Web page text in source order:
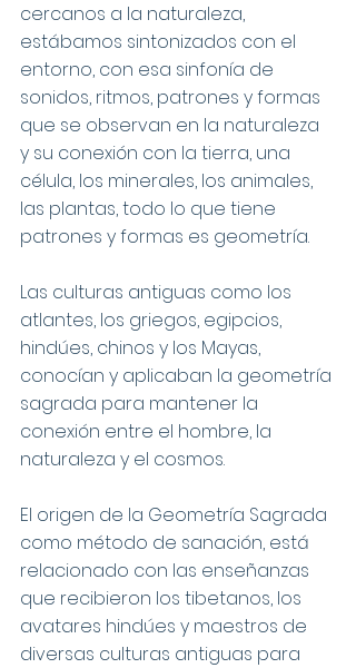
cercanos a la naturaleza,
estábamos sintonizados con el
entorno, con esa sinfonía de
sonidos, ritmos, patrones y formas
que se observan en la naturaleza
y su conexión con la tierra, una
célula, los minerales, los animales,
las plantas, todo lo que tiene
patrones y formas es geometría.
Las culturas antiguas como los
atlantes, los griegos, egipcios,
hindúes, chinos y los Mayas,
conocían y aplicaban la geometría
sagrada para mantener la
conexión entre el hombre, la
naturaleza y el cosmos.
El origen de la Geometría Sagrada
como método de sanación, está
relacionado con las enseñanzas
que recibieron los tibetanos, los
avatares hindúes y maestros de
diversas culturas antiguas para